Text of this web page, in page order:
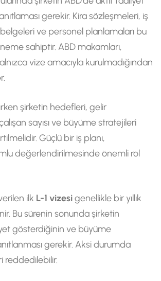
gerekir. Kira sözleşmeleri, iş
belgeleri ve personel planlamaları bu
sahiptir. ABD makamları,
vize amacıyla kurulmadığından
şirketin hedefleri, gelir
sayısı ve büyüme stratejileri
Güçlü bir iş planı,
değerlendirilmesinde önemli rol
ilk L-1 vizesigenellikle bir yıllık
Bu sürenin sonunda şirketin
gösterdiğinin ve büyüme
gerekir. Aksi durumda
reddedilebilir.